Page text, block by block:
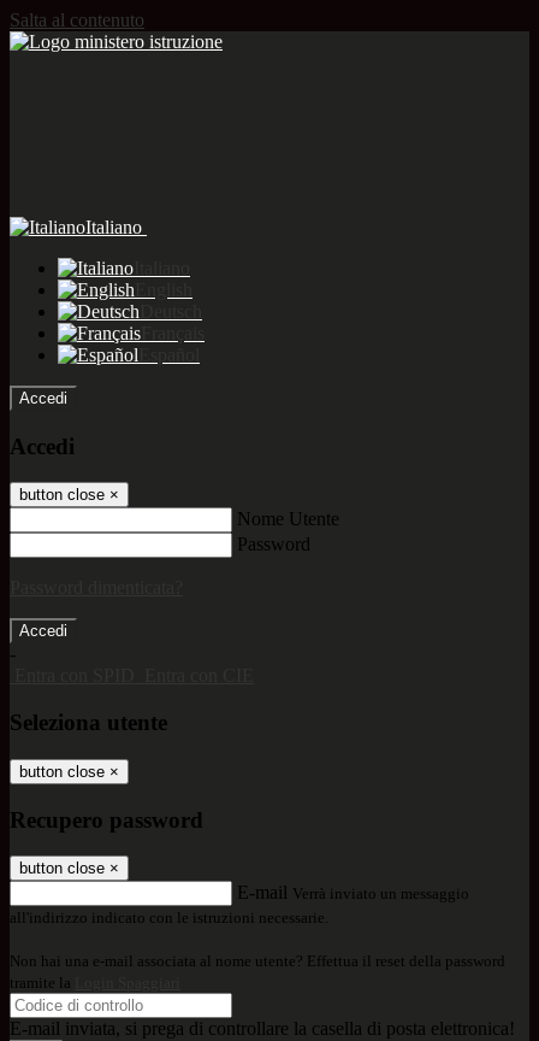
Salta al contenuto
Italiano
Accedi
Accedi
button close ×
Nome Utente
Password
-
Seleziona utente
button close ×
Recupero password
button close ×
E-mail Verrà inviato un messaggio
all'indirizzo indicato con le istruzioni necessarie.
Non hai una e-mail associata al nome utente? Effettua il reset della password
tramite la
E-mail inviata, si prega di controllare la casella di posta elettronica!